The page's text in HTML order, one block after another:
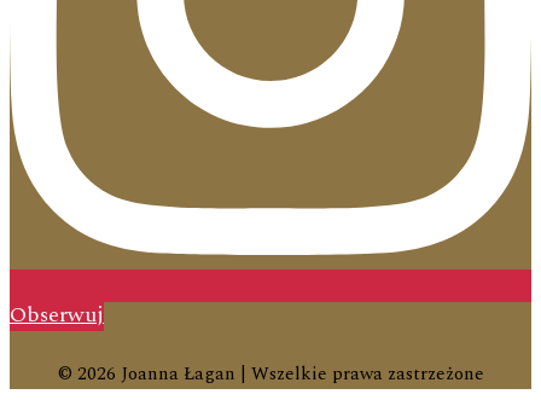
Obserwuj
© 2026 Joanna Łagan | Wszelkie prawa zastrzeżone